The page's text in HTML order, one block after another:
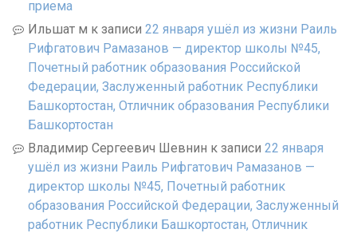
приема
Ильшат м к записи 22 января ушёл из жизни Раиль
Рифгатович Рамазанов — директор школы №45,
Почетный работник образования Российской
Федерации, Заслуженный работник Республики
Башкортостан, Отличник образования Республики
Башкортостан
Владимир Сергеевич Шевнин к записи 22 января
ушёл из жизни Раиль Рифгатович Рамазанов —
директор школы №45, Почетный работник
образования Российской Федерации, Заслуженный
работник Республики Башкортостан, Отличник